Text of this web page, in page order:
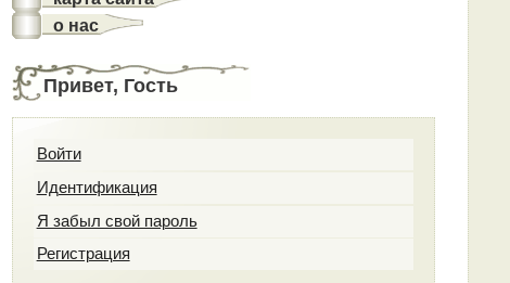
о нас
Привет, Гость
Войти
Идентификация
Я забыл свой пароль
Регистрация